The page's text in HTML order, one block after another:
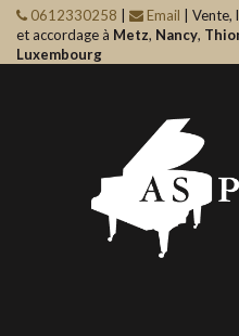
Aller au contenu principal
0612330258 Email |
et accordage à Metz, Nancy,
Luxembourg